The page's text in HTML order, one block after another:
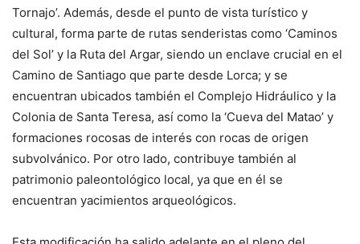
Tornajo’. Además, desde el punto de vista turístico y
cultural, forma parte de rutas senderistas como ‘Caminos
del Sol’ y la Ruta del Argar, siendo un enclave crucial en el
Camino de Santiago que parte desde Lorca; y se
encuentran ubicados también el Complejo Hidráulico y la
Colonia de Santa Teresa, así como la ‘Cueva del Matao’ y
formaciones rocosas de interés con rocas de origen
subvolvánico. Por otro lado, contribuye también al
patrimonio paleontológico local, ya que en él se
encuentran yacimientos arqueológicos.